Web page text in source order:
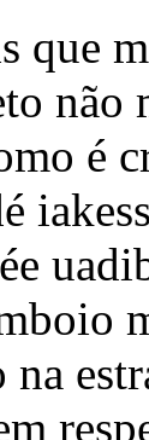
que
não
é
na